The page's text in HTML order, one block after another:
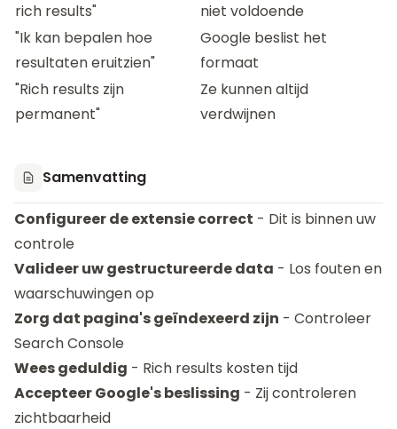
rich results"
niet voldoende
"Ik kan bepalen hoe
resultaten eruitzien"
Google beslist het
formaat
"Rich results zijn
permanent"
Ze kunnen altijd
verdwijnen
Samenvatting
Configureer de extensie correct - Dit is binnen uw
controle
Valideer uw gestructureerde data - Los fouten en
waarschuwingen op
Zorg dat pagina's geïndexeerd zijn - Controleer
Search Console
Wees geduldig - Rich results kosten tijd
Accepteer Google's beslissing - Zij controleren
zichtbaarheid